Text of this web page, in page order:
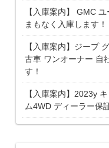
【入庫案内】 GMC
まもなく入庫します！
【入庫案内】ジープ
古車 ワンオーナー 自
す！
【入庫案内】2023y
ム4WD ディーラー保